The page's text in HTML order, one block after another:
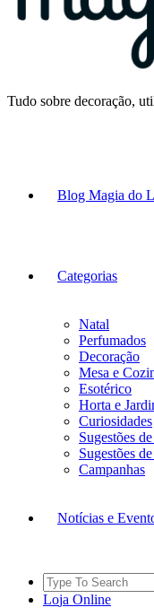
Tudo sobre decoração,
Blog Magia do
Categorias
Natal
Perfumados
Decoração
Mesa e
Esotérico
Horta e
Curiosidades
Sugestões
Sugestões
Campanhas
Notícias e
Search
for:
Loja Online